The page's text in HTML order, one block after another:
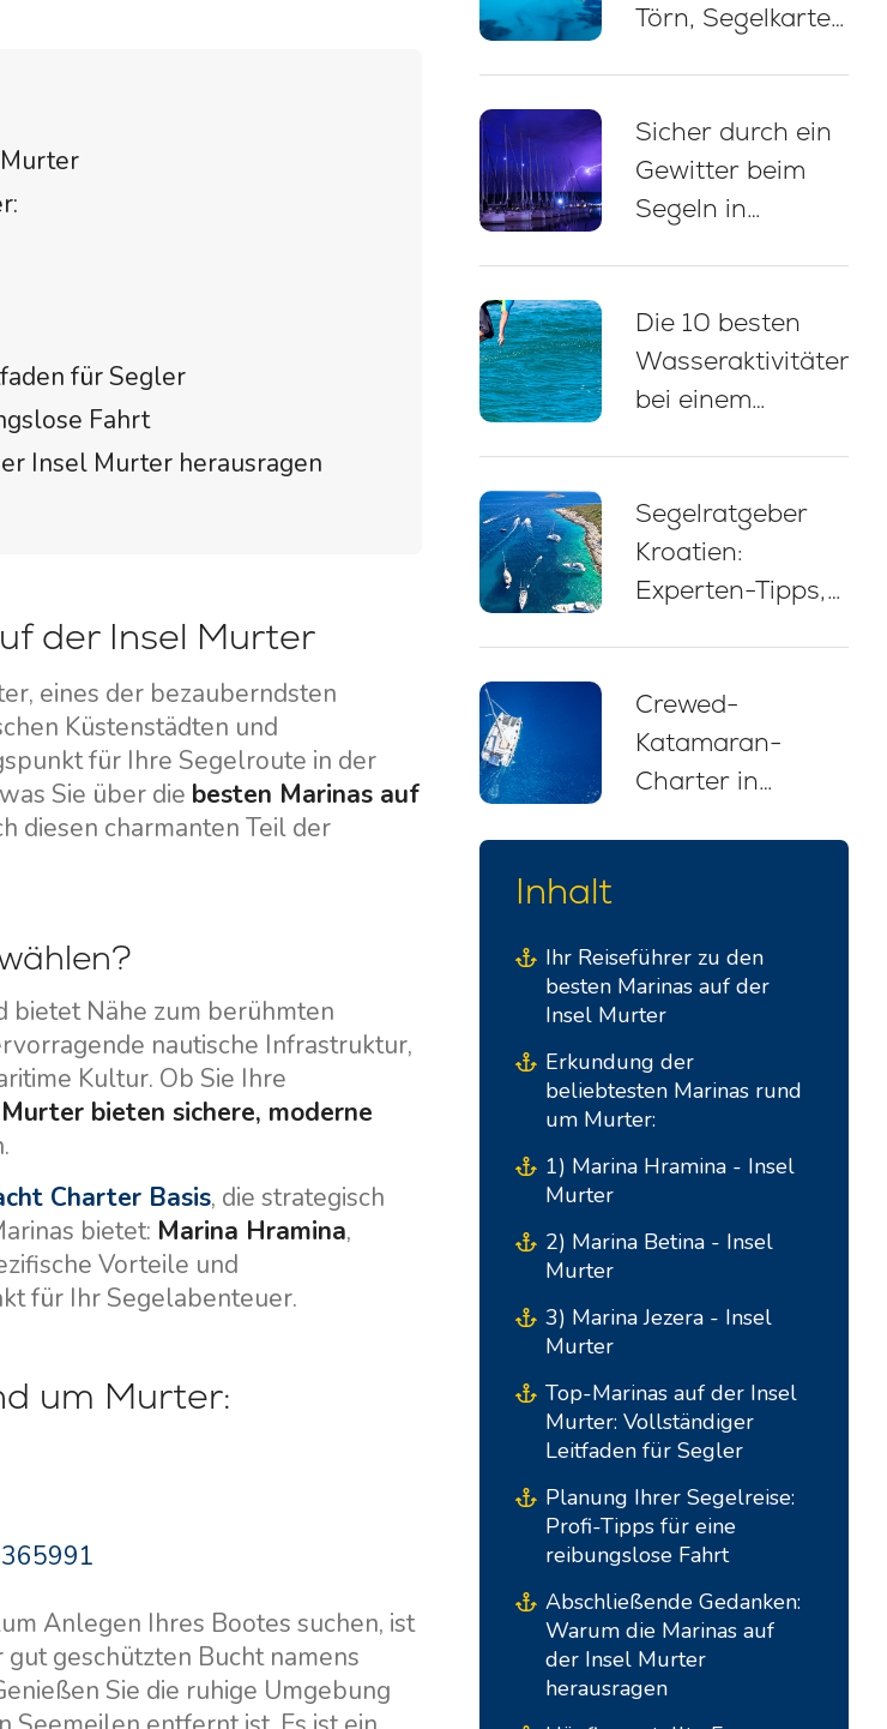
für Segler
Fahrt
Insel Murter herausragen
der Insel Murter
eines der bezauberndsten
Küstenstädten und
für Ihre Segelroute in der
Sie über die besten Marinas auf
diesen charmanten Teil der
bietet Nähe zum berühmten
nautische Infrastruktur,
Kultur. Ob Sie Ihre
bieten sichere, moderne
Charter Basis, die strategisch
bietet: Marina Hramina,
Vorteile und
für Ihr Segelabenteuer.
um Murter:
Anlegen Ihres Bootes suchen, ist
geschützten Bucht namens
Sie die ruhige Umgebung
Törn, Segelkarte,
Anlegen
Sicher durch ein
Gewitter beim
Segeln in
Verhaltensregeln
Die 10 besten
Wasseraktivitäten
bei einem
Segelratgeber
Kroatien:
Experten-Tipps,
für Einsteiger
(2026)
Crewed-
Katamaran-
Charter in
Inhalt
Ihr Reiseführer zu den
besten Marinas auf der
Insel Murter
Erkundung der
beliebtesten Marinas rund
um Murter:
1) Marina Hramina - Insel
Murter
2) Marina Betina - Insel
Murter
3) Marina Jezera - Insel
Murter
Top-Marinas auf der Insel
Murter: Vollständiger
Leitfaden für Segler
Planung Ihrer Segelreise:
Profi-Tipps für eine
reibungslose Fahrt
Abschließende Gedanken:
Warum die Marinas auf
der Insel Murter
herausragen
Segelregion Šibenik
Vodice
Rogoznica
Marina Kremik, Primošten
Marina Frapa, Rogoznica
Yachtclub Seget - Marina
Baotic
Zentrale Basen
Marina Šangulin, Biograd
ACI Marina Vodice
D-Marin Dalmacija,
Sukošan